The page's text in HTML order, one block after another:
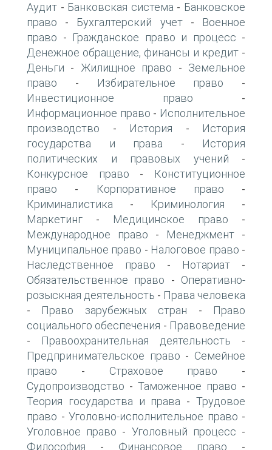
Аудит - Банковская система - Банковское
право - Бухгалтерский учет-
Военное
право - Гражданское право и процесс -
Денежное обращение, финансы и кредит-
Деньги - Жилищное право - Земельное
право - Избирательное право -
Инвестиционное право -
Информационное право - Исполнительное
производство - История -
История
государства и права -
История
политических и правовых учений -
Конкурсное право -
Конституционное
право - Корпоративное право -
Криминалистика - Криминология -
Маркетинг - Медицинское право -
Международное право - Менеджмент -
Муниципальное право - Налоговое право -
Наследственное право - Нотариат -
Обязательственное право - Оперативно-
розыскная деятельность - Права человека
- Право зарубежных стран -
Право
социального обеспечения - Правоведение
- Правоохранительная деятельность -
Предпринимательское право - Семейное
право - Страховое право -
Судопроизводство - Таможенное право -
Теория государства и права -Трудовое
право - Уголовно-исполнительное право -
Уголовное право - Уголовный процесс -
Философия - Финансовое право -